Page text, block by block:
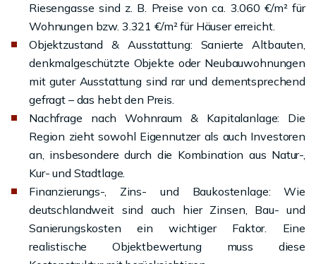
Riesengasse sind z. B. Preise von ca. 3.060 €/m² für
Wohnungen bzw. 3.321 €/m² für Häuser erreicht.
Objektzustand & Ausstattung: Sanierte Altbauten,
denkmalgeschützte Objekte oder Neubauwohnungen
mit guter Ausstattung sind rar und dementsprechend
gefragt – das hebt den Preis.
Nachfrage nach Wohnraum & Kapitalanlage: Die
Region zieht sowohl Eigennutzer als auch Investoren
an, insbesondere durch die Kombination aus Natur-,
Kur- und Stadtlage.
Finanzierungs-, Zins- und Baukostenlage: Wie
deutschlandweit sind auch hier Zinsen, Bau- und
Sanierungskosten ein wichtiger Faktor. Eine
realistische Objektbewertung muss diese